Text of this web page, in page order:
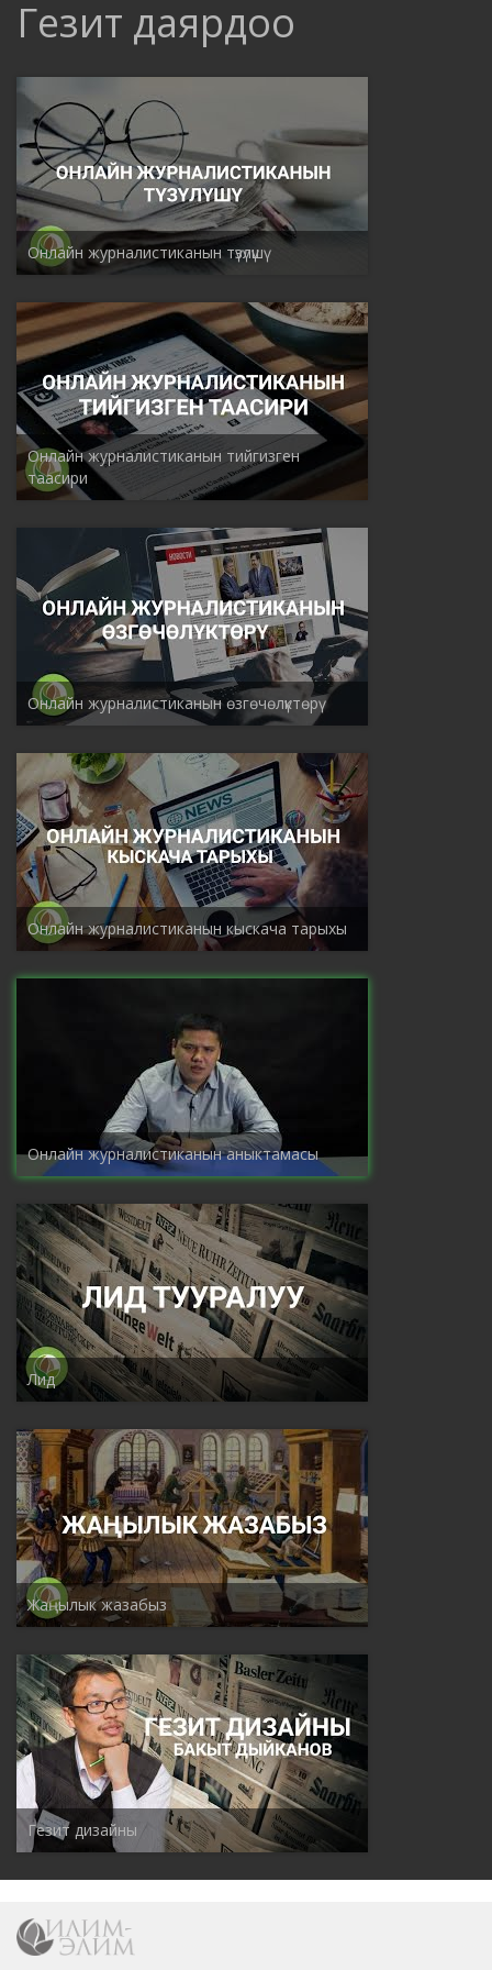
Гезит даярдоо
Онлайн журналистиканын түзүлүшү
Онлайн журналистиканын тийгизген
таасири
Онлайн журналистиканын ѳзгѳчѳлүктѳрү
Онлайн журналистиканын кыскача тарыхы
Онлайн журналистиканын аныктамасы
Лид
Жаңылык жазабыз
Гезит дизайны